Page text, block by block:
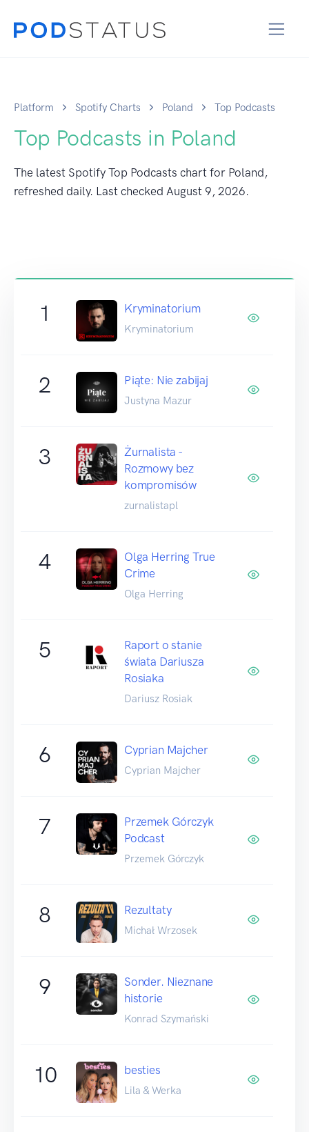
Platform Spotify Charts Poland Top Podcasts
Top Podcasts in Poland
The latest Spotify Top Podcasts chart for Poland,
refreshed daily. Last checked August 9, 2026.
1 Kryminatorium
Kryminatorium
2 Piąte: Nie zabijaj
Justyna Mazur
3
Żurnalista -
Rozmowy bez
kompromisów
zurnalistapl
4
Olga Herring True
Crime
Olga Herring
5
Raport o stanie
świata Dariusza
Rosiaka
Dariusz Rosiak
6 Cyprian Majcher
Cyprian Majcher
7
Przemek Górczyk
Podcast
Przemek Górczyk
8 Rezultaty
Michał Wrzosek
9
Sonder. Nieznane
historie
Konrad Szymański
10 besties
Lila & Werka